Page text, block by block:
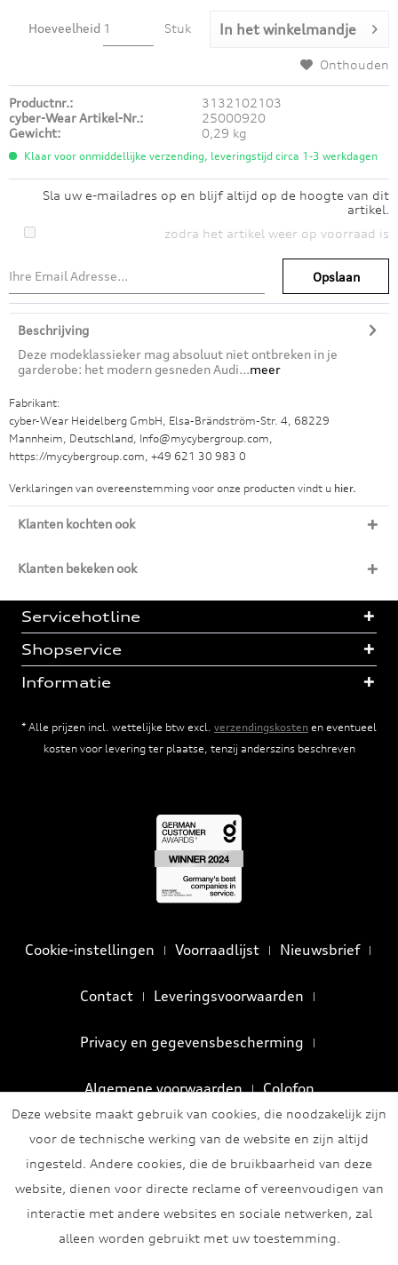
Hoeveelheid Stuk In het winkelmandje
Onthouden
Productnr.:
3132102103
cyber-Wear Artikel-Nr.:
25000920
Gewicht:
0,29 kg
Klaar voor onmiddellijke verzending, leveringstijd circa 1-3 werkdagen
Sla uw e-mailadres op en blijf altijd op de hoogte van dit
artikel.
zodra het artikel weer op voorraad is
Opslaan
Beschrijving
Deze modeklassieker mag absoluut niet ontbreken in je
garderobe: het modern gesneden Audi...meer
Fabrikant:
cyber-Wear Heidelberg GmbH, Elsa-Brändström-Str. 4, 68229
Mannheim, Deutschland, Info@mycybergroup.com,
https://mycybergroup.com, +49 621 30 983 0
Verklaringen van overeenstemming voor onze producten vindt u hier.
Klanten kochten ook
Klanten bekeken ook
Servicehotline
Shopservice
Informatie
* Alle prijzen incl. wettelijke btw excl. verzendingskosten en eventueel
kosten voor levering ter plaatse, tenzij anderszins beschreven
Cookie-instellingen Voorraadlijst Nieuwsbrief
Contact Leveringsvoorwaarden
Privacy en gegevensbescherming
Algemene voorwaarden Colofon
Deze website maakt gebruik van cookies, die noodzakelijk zijn
voor de technische werking van de website en zijn altijd
ingesteld. Andere cookies, die de bruikbaarheid van deze
website, dienen voor directe reclame of vereenvoudigen van
interactie met andere websites en sociale netwerken, zal
alleen worden gebruikt met uw toestemming.